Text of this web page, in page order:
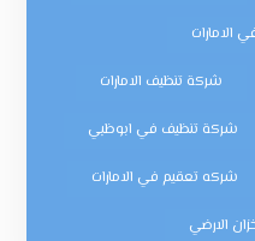
الامارات
شركة تنظيف الامارات
شركة تنظيف في ابوظبي
شركه تعقيم في الامارات
الارضي